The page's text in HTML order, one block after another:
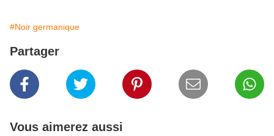
#Noir germanique
Partager
Vous aimerez aussi